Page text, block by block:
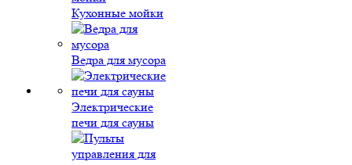
Кухонные мойки
Ведра для мусора
Электрические
печи для сауны